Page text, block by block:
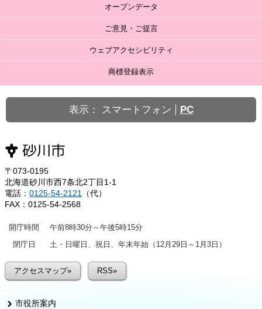
オープンデータ
ご意見・ご提言
ウェブアクセシビリティ
商標登録表示
表示： スマートフォン PC
〒073-0195
北海道砂川市西7条北2丁目1-1
電話： 0125-54-2121 （代）
FAX：0125-54-2568
開庁時間
午前8時30分～午後5時15分
閉庁日
土・日曜日、祝日、年末年始（12月29日～1月3日）
アクセスマップ» RSS»
市役所案内